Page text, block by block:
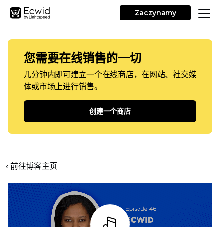
Zaczynamy
您需要在线销售的一切
几分钟内即可建立一个在线商店，在网站、社交媒
体或市场上进行销售。
创建一个商店
‹ 前往博客主页